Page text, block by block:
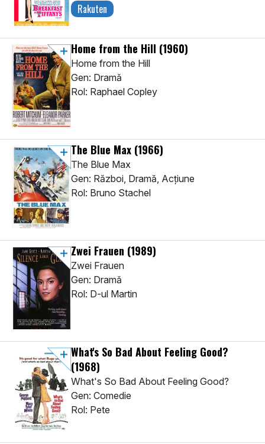
Rakuten
Home from the Hill (1960)
Home from the Hill
Gen: Dramă
Rol: Raphael Copley
The Blue Max (1966)
The Blue Max
Gen: Război, Dramă, Acţiune
Rol: Bruno Stachel
Zwei Frauen (1989)
Zwei Frauen
Gen: Dramă
Rol: D-ul Martin
What's So Bad About Feeling Good?
(1968)
What's So Bad About Feeling Good?
Gen: Comedie
Rol: Pete